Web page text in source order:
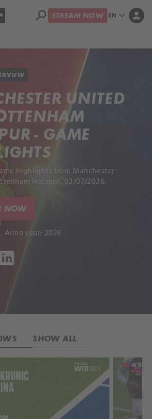
search STREAM NOW EN expand_more person
UNITED
- GAME
Highlights from Manchester
Hotspur, 02/07/2026.
NOW
Aired year: 2026
SHOW ALL